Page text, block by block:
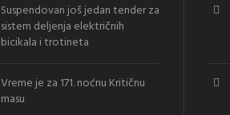
Suspendovan još jedan tender za
sistem deljenja električnih
bicikala i trotineta
Vreme je za 171. noćnu Kritičnu
masu